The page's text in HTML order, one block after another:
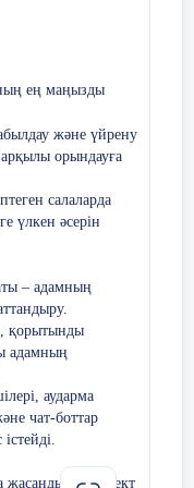
сипаттамасымен
алынған
жасанды
даму жолдарын
дамуы»
бағыты бар:
жақындатумен
жүзеге
мәселелерін
Соның бірі
өмірдегі әсері
– ЖИ
жаңа
ең маңызды
және үйрену
арқылы орындауға
салаларда
үлкен әсерін
– адамның
қорытынды
адамның
аударма
чат-боттар
жасанды интеллект